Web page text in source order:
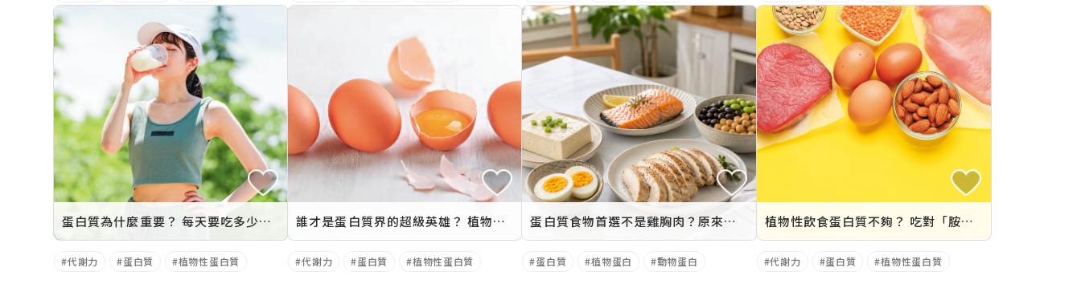
蛋白質為什麼重要？ 每天要吃多少才夠？ 醫師教你算出真正攝取量
代謝力 蛋白質 植物性蛋白質
誰才是蛋白質界的超級英雄？ 植物性蛋白 vs 動物性蛋白
代謝力 蛋白質 植物性蛋白質
蛋白質食物首選不是雞胸肉？原來大豆蛋白才是關鍵！10大高蛋白食物排行＋攝取量完整指南
蛋白質 植物蛋白 動物蛋白
植物性飲食蛋白質不夠？ 吃對「胺基酸」才是關鍵
代謝力 蛋白質 植物性蛋白質